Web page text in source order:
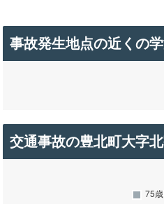
事故発生地点の近くの
交通事故の豊北町大字